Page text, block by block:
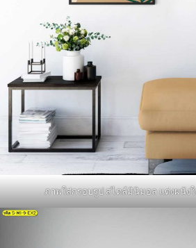
ภาพใส่กรอบรูป สไตล์มินิมอล แต่งผนัง